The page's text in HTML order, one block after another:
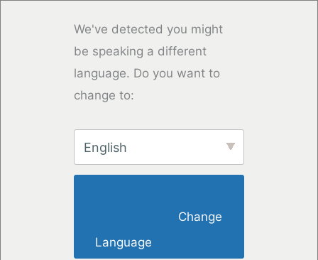
We've detected you might
be speaking a different
language. Do you want to
change to:
English
Language